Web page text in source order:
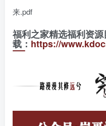
来.pdf
福利之家精选福利资
载：https://